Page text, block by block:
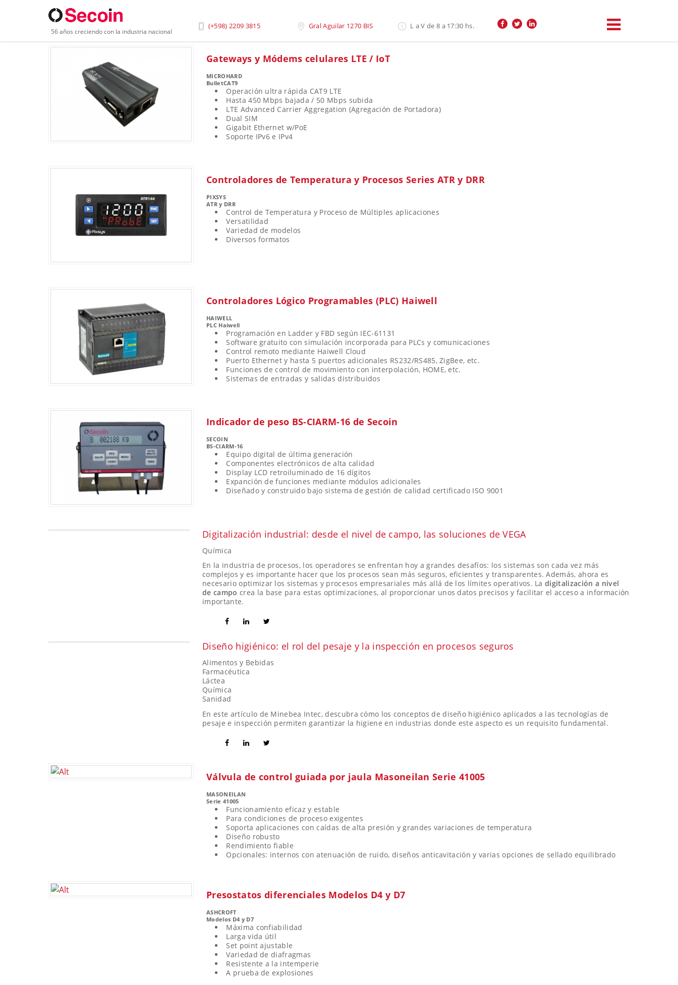
56 años creciendo con la industria nacional
(+598) 2209 3815 Gral Aguilar 1270 BIS L a V de 8 a 17:30 hs.
Inicio » Industria » Química
Gateways y Módems celulares LTE / IoT
MICROHARD
BulletCAT9
Operación ultra rápida CAT9 LTE
Hasta 450 Mbps bajada / 50 Mbps subida
LTE Advanced Carrier Aggregation (Agregación de Portadora)
Dual SIM
Gigabit Ethernet w/PoE
Soporte IPv6 e IPv4
Controladores de Temperatura y Procesos Series ATR y DRR
PIXSYS
ATR y DRR
Control de Temperatura y Proceso de Múltiples aplicaciones
Versatilidad
Variedad de modelos
Diversos formatos
Controladores Lógico Programables (PLC) Haiwell
HAIWELL
PLC Haiwell
Programación en Ladder y FBD según IEC-61131
Software gratuito con simulación incorporada para PLCs y comunicaciones
Control remoto mediante Haiwell Cloud
Puerto Ethernet y hasta 5 puertos adicionales RS232/RS485, ZigBee, etc.
Funciones de control de movimiento con interpolación, HOME, etc.
Sistemas de entradas y salidas distribuidos
Indicador de peso BS-CIARM-16 de Secoin
SECOIN
BS-CIARM-16
Equipo digital de última generación
Componentes electrónicos de alta calidad
Display LCD retroiluminado de 16 dígitos
Expanción de funciones mediante módulos adicionales
Diseñado y construido bajo sistema de gestión de calidad certificado ISO 9001
Digitalización industrial: desde el nivel de campo, las soluciones de VEGA
Química
En la industria de procesos, los operadores se enfrentan hoy a grandes desafíos: los sistemas son cada vez más
complejos y es importante hacer que los procesos sean más seguros, eficientes y transparentes. Además, ahora es
necesario optimizar los sistemas y procesos empresariales más allá de los límites operativos. Ladigitalización a nivel
de campo crea la base para estas optimizaciones, al proporcionar unos datos precisos y facilitar el acceso a información
importante.
Diseño higiénico: el rol del pesaje y la inspección en procesos seguros
Alimentos y Bebidas
Farmacéutica
Láctea
Química
Sanidad
En este artículo de Minebea Intec, descubra cómo los conceptos de diseño higiénico aplicados a las tecnologías de
pesaje e inspección permiten garantizar la higiene en industrias donde este aspecto es un requisito fundamental.
Válvula de control guiada por jaula Masoneilan Serie 41005
MASONEILAN
Serie 41005
Funcionamiento eficaz y estable
Para condiciones de proceso exigentes
Soporta aplicaciones con caídas de alta presión y grandes variaciones de temperatura
Diseño robusto
Rendimiento fiable
Opcionales: internos con atenuación de ruido, diseños anticavitación y varias opciones de sellado equilibrado
Presostatos diferenciales Modelos D4 y D7
ASHCROFT
Modelos D4 y D7
Máxima confiabilidad
Larga vida útil
Set point ajustable
Variedad de diafragmas
Resistente a la intemperie
A prueba de explosiones